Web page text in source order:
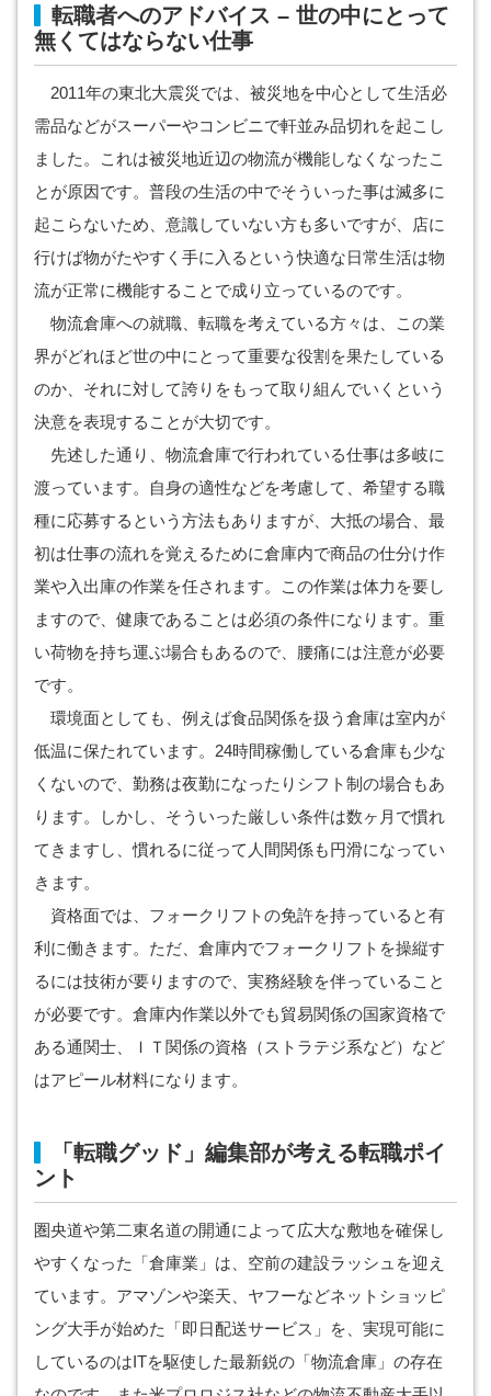
転職者へのアドバイス – 世の中にとって
無くてはならない仕事
2011年の東北大震災では、被災地を中心として生活必
需品などがスーパーやコンビニで軒並み品切れを起こし
ました。これは被災地近辺の物流が機能しなくなったこ
とが原因です。普段の生活の中でそういった事は滅多に
起こらないため、意識していない方も多いですが、店に
行けば物がたやすく手に入るという快適な日常生活は物
流が正常に機能することで成り立っているのです。
物流倉庫への就職、転職を考えている方々は、この業
界がどれほど世の中にとって重要な役割を果たしている
のか、それに対して誇りをもって取り組んでいくという
決意を表現することが大切です。
先述した通り、物流倉庫で行われている仕事は多岐に
渡っています。自身の適性などを考慮して、希望する職
種に応募するという方法もありますが、大抵の場合、最
初は仕事の流れを覚えるために倉庫内で商品の仕分け作
業や入出庫の作業を任されます。この作業は体力を要し
ますので、健康であることは必須の条件になります。重
い荷物を持ち運ぶ場合もあるので、腰痛には注意が必要
です。
環境面としても、例えば食品関係を扱う倉庫は室内が
低温に保たれています。24時間稼働している倉庫も少な
くないので、勤務は夜勤になったりシフト制の場合もあ
ります。しかし、そういった厳しい条件は数ヶ月で慣れ
てきますし、慣れるに従って人間関係も円滑になってい
きます。
資格面では、フォークリフトの免許を持っていると有
利に働きます。ただ、倉庫内でフォークリフトを操縦す
るには技術が要りますので、実務経験を伴っていること
が必要です。倉庫内作業以外でも貿易関係の国家資格で
ある通関士、ＩＴ関係の資格（ストラテジ系など）など
はアピール材料になります。
「転職グッド」編集部が考える転職ポイ
ント
圏央道や第二東名道の開通によって広大な敷地を確保し
やすくなった「倉庫業」は、空前の建設ラッシュを迎え
ています。アマゾンや楽天、ヤフーなどネットショッピ
ング大手が始めた「即日配送サービス」を、実現可能に
しているのはITを駆使した最新鋭の「物流倉庫」の存在